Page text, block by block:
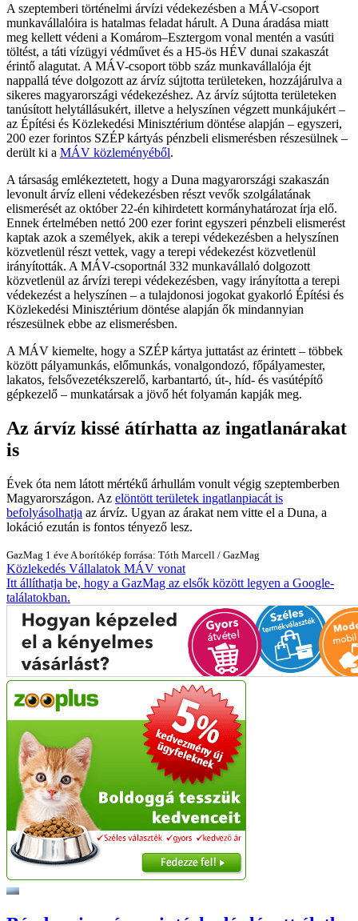
A szeptemberi történelmi árvízi védekezésben a MÁV-csoport
munkavállalóira is hatalmas feladat hárult. A Duna áradása miatt
meg kellett védeni a Komárom–Esztergom vonal mentén a vasúti
töltést, a táti vízügyi védművet és a H5-ös HÉV dunai szakaszát
érintő alagutat. A MÁV-csoport több száz munkavállalója éjt
nappallá téve dolgozott az árvíz sújtotta területeken, hozzájárulva a
sikeres magyarországi védekezéshez. Az árvíz sújtotta területeken
tanúsított helytállásukért, illetve a helyszínen végzett munkájukért –
az Építési és Közlekedési Minisztérium döntése alapján – egyszeri,
200 ezer forintos SZÉP kártyás pénzbeli elismerésben részesülnek –
derült ki a MÁV közleményéből.
A társaság emlékeztetett, hogy a Duna magyarországi szakaszán
levonult árvíz elleni védekezésben részt vevők szolgálatának
elismerését az október 22-én kihirdetett kormányhatározat írja elő.
Ennek értelmében nettó 200 ezer forint egyszeri pénzbeli elismerést
kaptak azok a személyek, akik a terepi védekezésben a helyszínen
közvetlenül részt vettek, vagy a terepi védekezést közvetlenül
irányították. A MÁV-csoportnál 332 munkavállaló dolgozott
közvetlenül az árvízi terepi védekezésben, vagy irányította a terepi
védekezést a helyszínen – a tulajdonosi jogokat gyakorló Építési és
Közlekedési Minisztérium döntése alapján ők mindannyian
részesülnek ebbe az elismerésben.
A MÁV kiemelte, hogy a SZÉP kártya juttatást az érintett – többek
között pályamunkás, előmunkás, vonalgondozó, főpályamester,
lakatos, felsővezetékszerelő, karbantartó, út-, híd- és vasútépítő
gépkezelő – munkatársak a jövő hét folyamán kapják meg.
Az árvíz kissé átírhatta az ingatlanárakat
is
Évek óta nem látott mértékű árhullám vonult végig szeptemberben
Magyarországon. Az elöntött területek ingatlanpiacát is
befolyásolhatja az árvíz. Ugyan az árakat nem vitte el a Duna, a
lokáció ezután is fontos tényező lesz.
GazMag 1 éve A borítókép forrása: Tóth Marcell / GazMag
Közlekedés Vállalatok MÁV vonat
Itt állíthatja be, hogy a GazMag az elsők között legyen a Google-
találatokban.